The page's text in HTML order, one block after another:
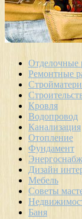
Отделочные
Ремонтные
Кровля
Водопровод
Канализация
Отопление
Фундамент
Дизайн
Мебель
Советы
Баня